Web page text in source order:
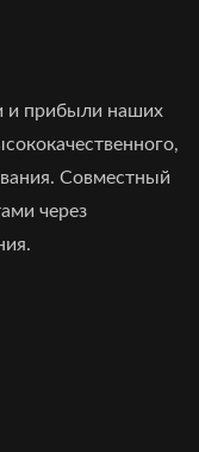
и прибыли наших
Совместный
через